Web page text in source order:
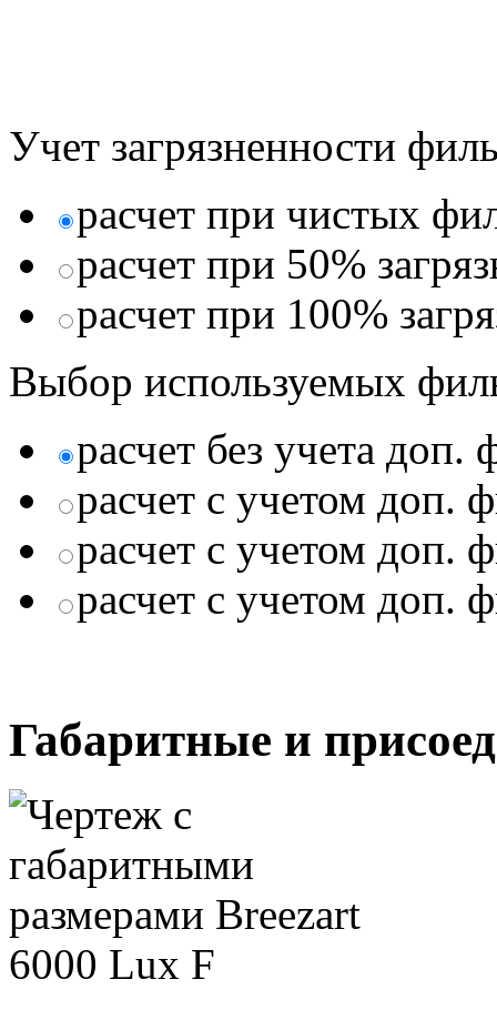
Учет загрязненности
расчет при чистых
расчет при 50%
расчет при 100%
Выбор используемых
расчет без учета доп.
расчет с учетом доп.
расчет с учетом доп.
расчет с учетом доп.
Габаритные и